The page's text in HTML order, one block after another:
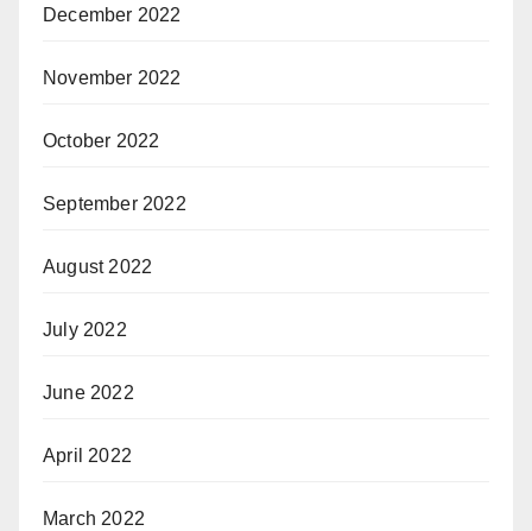
December 2022
November 2022
October 2022
September 2022
August 2022
July 2022
June 2022
April 2022
March 2022